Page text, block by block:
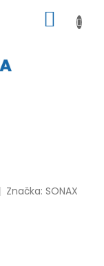
KOŠÍK
Značka:SONAX